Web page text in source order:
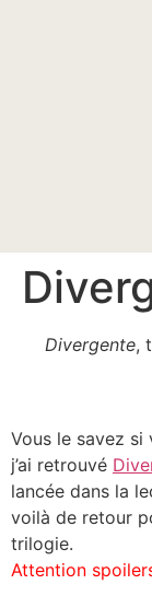
Divergente,
Vous le savez
j’ai retrouvé
lancée dans la
voilà de retour
trilogie.
Attention